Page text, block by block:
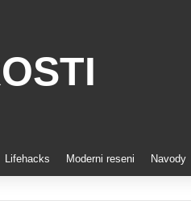
Lifehacks Moderni reseni Navody